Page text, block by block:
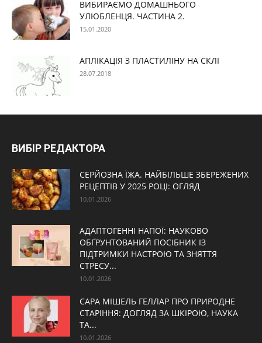
ВИБИРАЄМО ДОМАШНЬОГО
УЛЮБЛЕНЦЯ. ЧАСТИНА 2.
15.01.2020
АПЛІКАЦІЯ З ПЛАСТИЛІНУ НА СКЛІ
28.07.2018
ВИБІР РЕДАКТОРА
СЕРЙОЗНА ЇЖА. НАЙБІЛЬШЕ ЗБЕРЕЖЕНИХ
РЕЦЕПТІВ У 2025 РОЦІ: ОГЛЯД
10.01.2026
АДАПТОГЕННІ НАПОЇ: НАУКОВО
ОБҐРУНТОВАНИЙ ПОСІБНИК ІЗ
ПІДТРИМКИ НАСТРОЮ ТА ЗНЯТТЯ
СТРЕСУ...
10.01.2026
САРА МІШЕЛЬ ГЕЛЛАР ПРО ПРИРОДНЕ
СТАРІННЯ: ДОГЛЯД ЗА ШКІРОЮ, НАУКА
ТА...
10.01.2026